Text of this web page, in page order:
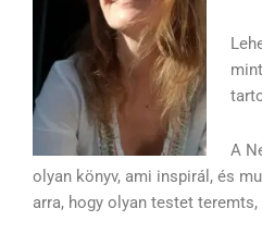
A
olyan könyv, ami inspirál, és
arra, hogy olyan testet